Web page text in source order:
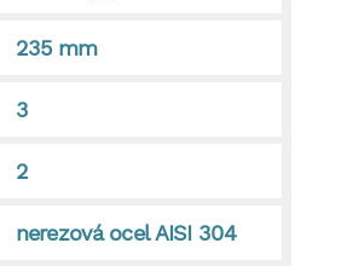
235 mm
3
2
nerezová ocel AISI 304